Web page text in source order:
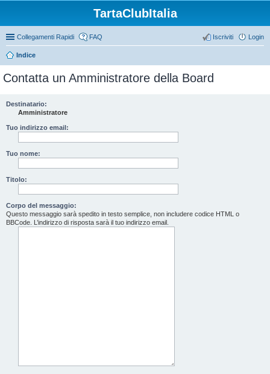
TartaClubItalia
Collegamenti Rapidi FAQ Login
Iscriviti
Indice
Contatta un Amministratore della Board
Destinatario:
Amministratore
Tuo indirizzo email:
Tuo nome:
Titolo:
Corpo del messaggio:
Questo messaggio sarà spedito in testo semplice, non includere codice HTML o
BBCode. L’indirizzo di risposta sarà il tuo indirizzo email.